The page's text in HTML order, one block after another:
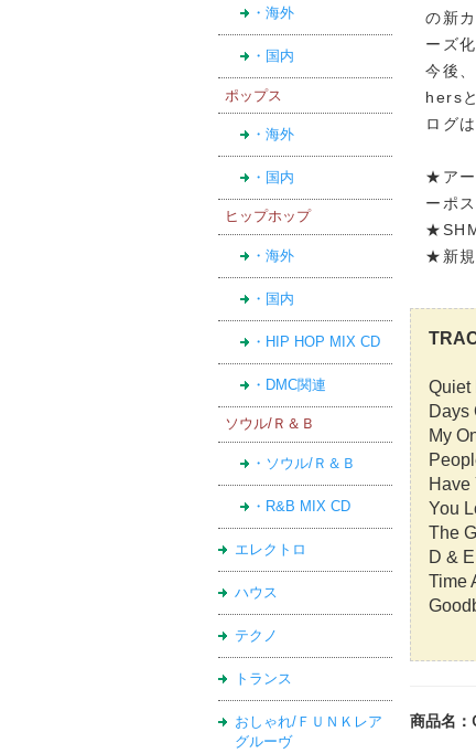
・海外
・国内
ポップス
・海外
・国内
ヒップホップ
・海外
・国内
・HIP HOP MIX CD
・DMC関連
ソウル/Ｒ＆Ｂ
・ソウル/Ｒ＆Ｂ
・R&B MIX CD
エレクトロ
ハウス
テクノ
トランス
おしゃれ/ＦＵＮＫレア
グルーヴ
の新
ーズ化
今後
hers
ログ
★アー
ーポ
★新規
Quiet
Days
My
Have
You
The
D & E
Time
商品名